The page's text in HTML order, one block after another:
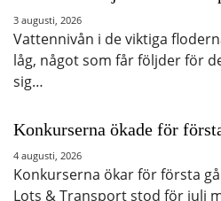
3 augusti, 2026
Vattennivån i de viktiga
låg, något som får följder för
sig…
Konkurserna ökade för
4 augusti, 2026
Konkurserna ökar för första
Lots & Transport stod för juli